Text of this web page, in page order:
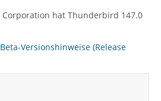
Corporation hat Thunderbird 147.0
Beta-Versionshinweise (Release